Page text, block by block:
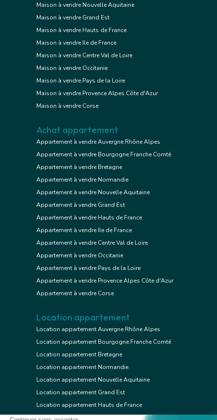
Maison à vendre Nouvelle Aquitaine
Maison à vendre Grand Est
Maison à vendre Hauts de France
Maison à vendre Ile de France
Maison à vendre Centre Val de Loire
Maison à vendre Occitanie
Maison à vendre Pays de la Loire
Maison à vendre Provence Alpes Côte d'Azur
Maison à vendre Corse
Achat appartement
Appartement à vendre Auvergne Rhône Alpes
Appartement à vendre Bourgogne Franche Comté
Appartement à vendre Bretagne
Appartement à vendre Normandie
Appartement à vendre Nouvelle Aquitaine
Appartement à vendre Grand Est
Appartement à vendre Hauts de France
Appartement à vendre Ile de France
Appartement à vendre Centre Val de Loire
Appartement à vendre Occitanie
Appartement à vendre Pays de la Loire
Appartement à vendre Provence Alpes Côte d'Azur
Appartement à vendre Corse
Location appartement
Location appartement Auvergne Rhône Alpes
Location appartement Bourgogne Franche Comté
Location appartement Bretagne
Location appartement Normandie
Location appartement Nouvelle Aquitaine
Location appartement Grand Est
Location appartement Hauts de France
Location appartement Ile de France